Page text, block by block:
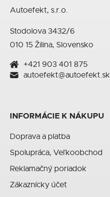
Autoefekt, s.r.o.
Stodolova 3432/6
010 15 Žilina, Slovensko
+421 903 401 875
autoefekt@autoefekt.sk
INFORMÁCIE K NÁKUPU
Doprava a platba
Spolupráca, Veľkoobchod
Reklamačný poriadok
Zákaznícky účet